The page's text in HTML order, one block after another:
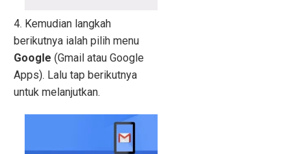
4. Kemudian langkah
berikutnya ialah pilih menu
Google (Gmail atau Google
Apps). Lalu tap berikutnya
untuk melanjutkan.